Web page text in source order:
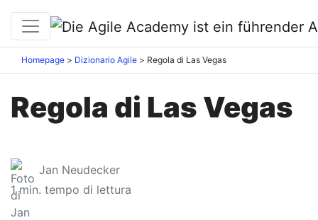
Homepage Dizionario Agile Regola di Las Vegas
Regola di Las Vegas
Jan Neudecker
1min. tempo di lettura